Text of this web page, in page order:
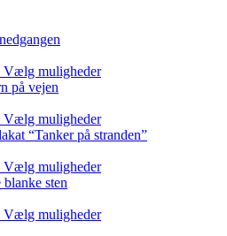
Prisinterval:
329,00 kr.
499,00 kr.
Vælg mulighederDette
flere
varianter.
kan
varesiden
Prisinterval:
329,00 kr.
499,00 kr.
Vælg mulighederDette
vare
flere
kan
Prisinterval:
329,00 kr.
499,00 kr.
Vælg mulighederDette
flere
Prisinterval:
Vælg mulighederDette